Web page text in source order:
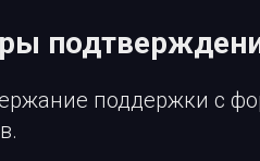
поддержки с